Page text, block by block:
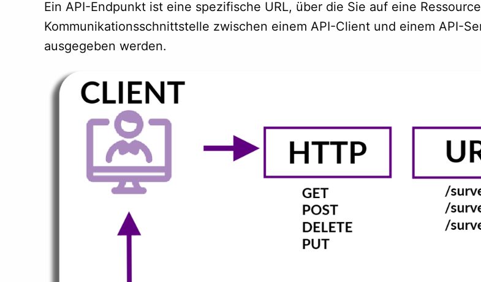
Ein API-Endpunkt ist eine spezifische URL, über die Sie auf eine
Kommunikationsschnittstelle zwischen einem API-Client und einem API-
ausgegeben werden.